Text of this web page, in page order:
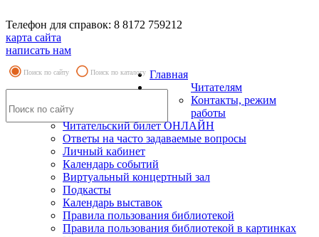
Телефон для справок: 8 8172 759212
карта сайта
написать нам
Поиск по сайту Поиск по каталогу Главная
Читателям
Контакты, режим
работы
Читательский билет ОНЛАЙН
Ответы на часто задаваемые вопросы
Личный кабинет
Календарь событий
Виртуальный концертный зал
Подкасты
Календарь выставок
Правила пользования библиотекой
Правила пользования библиотекой в картинках